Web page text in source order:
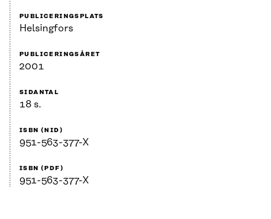
PUBLICERINGSPLATS
Helsingfors
PUBLICERINGSÅRET
2001
SIDANTAL
18 s.
ISBN (NID)
951-563-377-X
ISBN (PDF)
951-563-377-X